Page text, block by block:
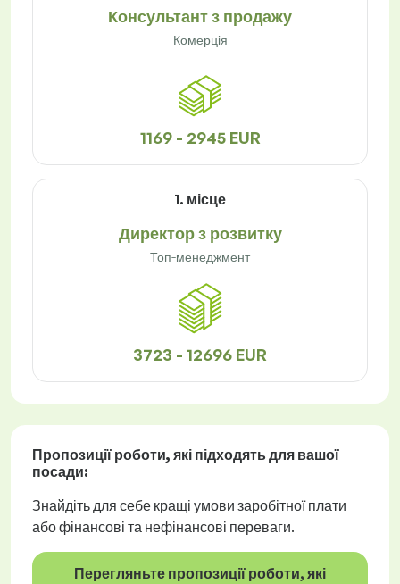
Консультант з продажу
Комерція
1169 - 2945 EUR
1. місце
Директор з розвитку
Топ-менеджмент
3723 - 12696 EUR
Пропозиції роботи, які підходять для вашої
посади:
Знайдіть для себе кращі умови заробітної плати
або фінансові та нефінансові переваги.
Перегляньте пропозиції роботи, які